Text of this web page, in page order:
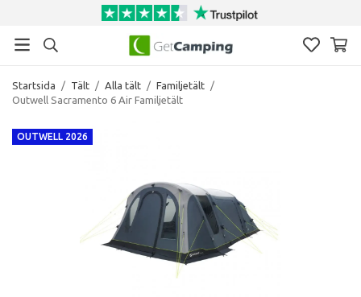
Startsida / Tält / Alla tält / Familjetält /
Outwell Sacramento 6 Air Familjetält
OUTWELL 2026